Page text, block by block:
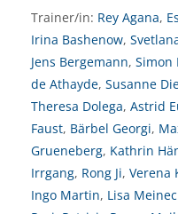
Trainer/in: Rey Agana,
Irina Bashenow,
Jens Bergemann, Simon
de Athayde, Susanne
Theresa Dolega, Astrid
Faust, Bärbel Georgi,
Grueneberg, Kathrin
Irrgang, Rong Ji, Verena
Ingo Martin, Lisa